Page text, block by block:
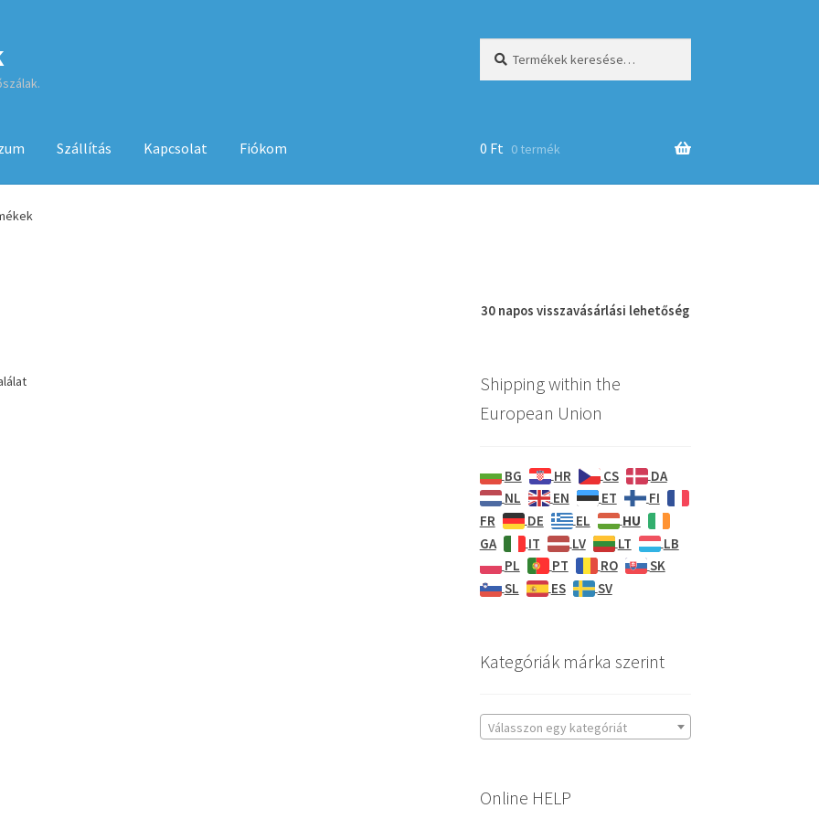
Szállítás Kapcsolat Fiókom
ÁSZF
0 Ft 0 termék
30 napos visszavásárlási lehetőség
Shipping within the
European Union
BG HR CS
DA
NL
EN ET
FI
FR
DE EL
HU
GA
IT LV LT
LB
PL
PT RO
SK
SL
ES SV
Kategóriák márka szerint
Válasszon egy kategóriát
Online HELP